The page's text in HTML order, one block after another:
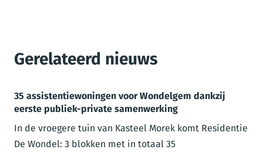
Gerelateerd nieuws
35 assistentiewoningen voor Wondelgem dankzij
eerste publiek-private samenwerking
In de vroegere tuin van Kasteel Morek komt Residentie
De Wondel: 3 blokken met in totaal 35